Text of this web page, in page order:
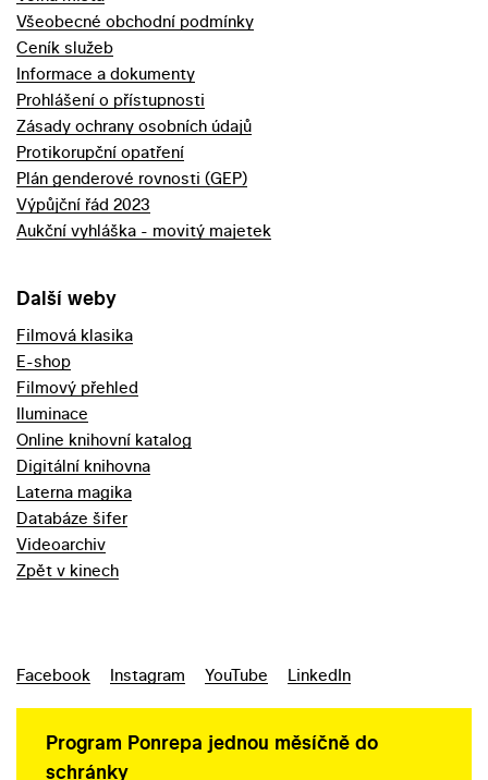
Všeobecné obchodní podmínky
Ceník služeb
Informace a dokumenty
Prohlášení o přístupnosti
Zásady ochrany osobních údajů
Protikorupční opatření
Plán genderové rovnosti (GEP)
Výpůjční řád 2023
Aukční vyhláška - movitý majetek
Další weby
Filmová klasika
E-shop
Filmový přehled
Iluminace
Online knihovní katalog
Digitální knihovna
Laterna magika
Databáze šifer
Videoarchiv
Zpět v kinech
Facebook Instagram YouTube LinkedIn
Program Ponrepa jednou měsíčně do
schránky